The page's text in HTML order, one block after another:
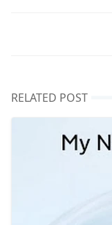
RELATED POST